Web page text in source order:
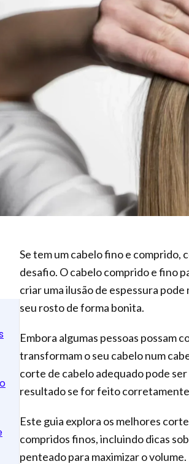
Se tem um cabelo fino e comprido,
desafio. O cabelo comprido e fino
criar uma ilusão de espessura
seu rosto de forma bonita.
Embora algumas pessoas possam
transformam o seu cabelo num
corte de cabelo adequado pode
resultado se for feito
Este guia explora os melhores
compridos finos, incluindo dicas
penteado para maximizar o volume.